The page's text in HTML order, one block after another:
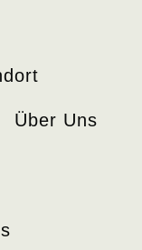
Über Uns